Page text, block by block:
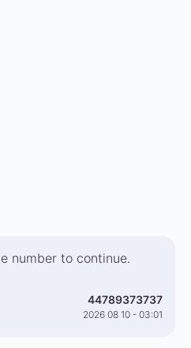
number to continue.
44789373737
2026 08 10 - 03:01